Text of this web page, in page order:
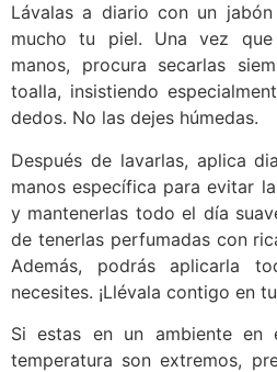
Lávalas a diario con un
mucho tu piel. Una vez
manos, procura secarlas
toalla, insistiendo
dedos. No las dejes húmedas.
Después de lavarlas, aplica
manos específica para evitar
y mantenerlas todo el día
de tenerlas perfumadas con
Además, podrás aplicarla
necesites. ¡Llévala contigo en
Si estas en un ambiente
temperatura son extremos,